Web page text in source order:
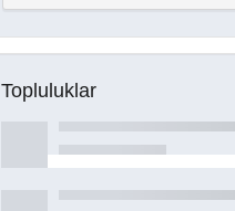
Topluluklar